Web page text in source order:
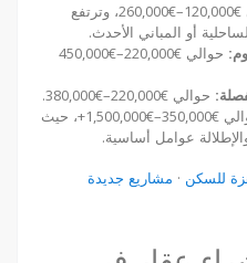
حوالي €120,000–€260,000، وترتفع
أو المباني الأحدث.
حوالي €220,000–€450,000
حوالي €220,000–€380,000.
حوالي €350,000–€1,500,000+، حيث
عوامل أساسية.
للسكن · مشاريع جديدة